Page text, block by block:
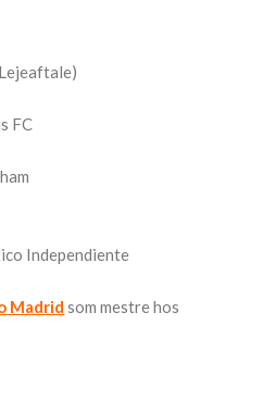
FC
Independiente
Madrid som mestre hos